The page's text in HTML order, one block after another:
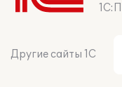
Другие сайты 1С